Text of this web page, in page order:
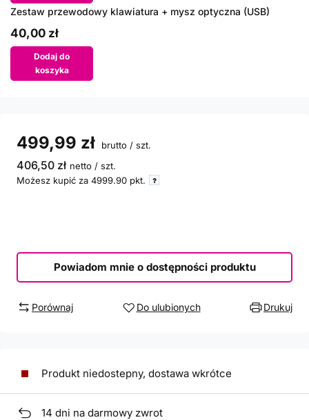
Zestaw przewodowy klawiatura + mysz optyczna (USB)
40,00 zł
Dodaj do
koszyka
499,99 zł brutto / szt.
406,50 zł netto / szt.
Możesz kupić za 4999.90 pkt.
Powiadom mnie o dostępności produktu
Porównaj Do ulubionych Drukuj
Produkt niedostepny, dostawa wkrótce
14 dni na darmowy zwrot